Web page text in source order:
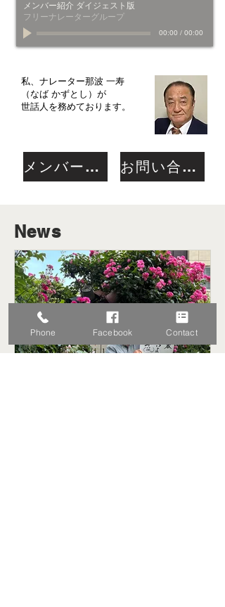
メンバー紹介 ダイジェスト版
フリーナレーターグループ
00:00 / 00:00
私、ナレーター那波 一寿
（なば かずとし）が
世話人を務めております。
メンバー紹介 お問い合わせ
​News
Phone Facebook Contact